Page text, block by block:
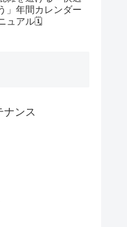
」年間カレンダー
ュアル🗓
ナンス